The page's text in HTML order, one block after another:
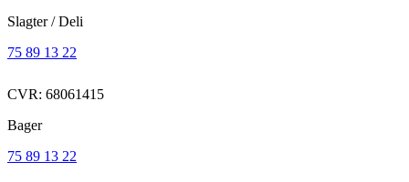
Slagter / Deli
75 89 13 22
CVR: 68061415
Bager
75 89 13 22